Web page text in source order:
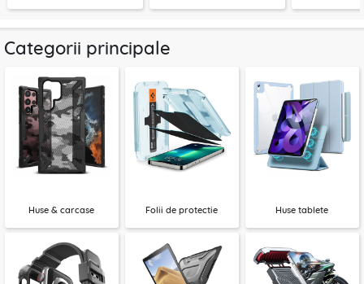
Categorii principale
Huse & carcase Folii de protectie Huse tablete